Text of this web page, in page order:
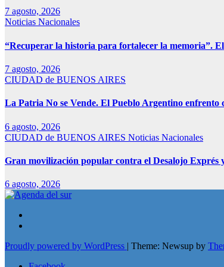
7 agosto, 2026
Noticias Nacionales
“Recuperar la historia para fortalecer la memoria”.
7 agosto, 2026
CIUDAD de BUENOS AIRES
La Patria No se Vende. El Pueblo Argentino
6 agosto, 2026
CIUDAD de BUENOS AIRES Noticias Nacionales
Gran movilización popular contra el Desalojo Exprés
6 agosto, 2026
Proudly powered by WordPress | Theme: Newsup by